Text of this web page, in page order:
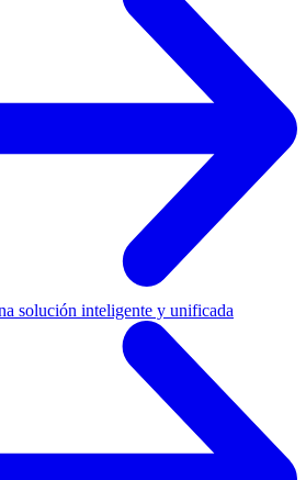
solución inteligente y unificada